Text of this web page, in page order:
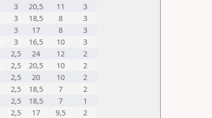
3 20,5 11
3
3 18,5 8
3
3 17 8
3
3 16,5 10
3
2,5 24 12
2
2,5 20,5 10
2
2,5 20 10
2
2,5 18,5 7
2
2,5 18,5 7
1
2,5 17 9,5
2